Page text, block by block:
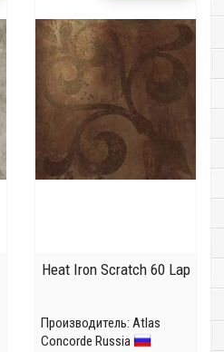
Heat Iron Scratch 60 Lap
Производитель: Atlas
Concorde Russia